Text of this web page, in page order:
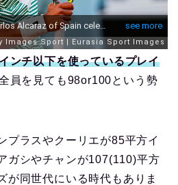
ンチ以下を使っているプレイ
全員を見ても98or100という勢
プラスやクーリエが85平方イ
ガシやチャンが107(110)平方
が同世代にいる時代もありま